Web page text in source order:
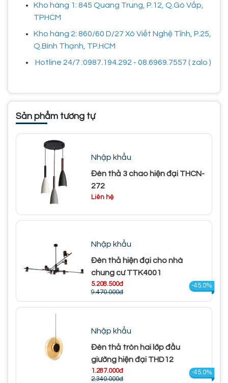
Kho hàng 1: 845 Quang Trung, P.12, Q.Gò Vấp,
TPHCM
Kho hàng 2: 860/60 D/27 Xô Viết Nghệ Tĩnh, P.25,
Q.Bình Thạnh, TP.HCM
Hotline 24/7 :0987.194.292 - 08.6969.7557 ( zalo )
Sản phẩm tương tự
Nhập khẩu
Đèn thả 3 chao hiện đại THCN-
272
Liên hệ
Nhập khẩu
Đèn thả hiện đại cho nhà
chung cư TTK4001
5.208.500đ
9.470.000đ
-45.0%
Nhập khẩu
Đèn thả tròn hai lớp đầu
giường hiện đại THD12
1.287.000đ
2.340.000đ
-45.0%